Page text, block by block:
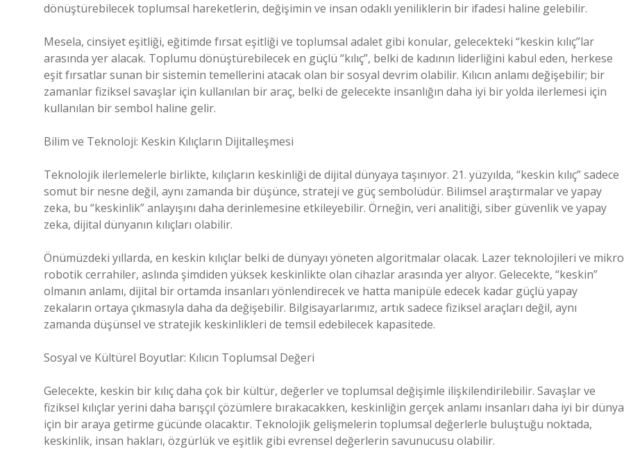
dönüştürebilecek toplumsal hareketlerin, değişimin ve insan odaklı yeniliklerin bir ifadesi haline gelebilir.
Mesela, cinsiyet eşitliği, eğitimde fırsat eşitliği ve toplumsal adalet gibi konular, gelecekteki “keskin kılıç”lar
arasında yer alacak. Toplumu dönüştürebilecek en güçlü “kılıç”, belki de kadının liderliğini kabul eden, herkese
eşit fırsatlar sunan bir sistemin temellerini atacak olan bir sosyal devrim olabilir. Kılıcın anlamı değişebilir; bir
zamanlar fiziksel savaşlar için kullanılan bir araç, belki de gelecekte insanlığın daha iyi bir yolda ilerlemesi için
kullanılan bir sembol haline gelir.
Bilim ve Teknoloji: Keskin Kılıçların Dijitalleşmesi
Teknolojik ilerlemelerle birlikte, kılıçların keskinliği de dijital dünyaya taşınıyor. 21. yüzyılda, “keskin kılıç” sadece
somut bir nesne değil, aynı zamanda bir düşünce, strateji ve güç sembolüdür. Bilimsel araştırmalar ve yapay
zeka, bu “keskinlik” anlayışını daha derinlemesine etkileyebilir. Örneğin, veri analitiği, siber güvenlik ve yapay
zeka, dijital dünyanın kılıçları olabilir.
Önümüzdeki yıllarda, en keskin kılıçlar belki de dünyayı yöneten algoritmalar olacak. Lazer teknolojileri ve mikro
robotik cerrahiler, aslında şimdiden yüksek keskinlikte olan cihazlar arasında yer alıyor. Gelecekte, “keskin”
olmanın anlamı, dijital bir ortamda insanları yönlendirecek ve hatta manipüle edecek kadar güçlü yapay
zekaların ortaya çıkmasıyla daha da değişebilir. Bilgisayarlarımız, artık sadece fiziksel araçları değil, aynı
zamanda düşünsel ve stratejik keskinlikleri de temsil edebilecek kapasitede.
Sosyal ve Kültürel Boyutlar: Kılıcın Toplumsal Değeri
Gelecekte, keskin bir kılıç daha çok bir kültür, değerler ve toplumsal değişimle ilişkilendirilebilir. Savaşlar ve
fiziksel kılıçlar yerini daha barışçıl çözümlere bırakacakken, keskinliğin gerçek anlamı insanları daha iyi bir dünya
için bir araya getirme gücünde olacaktır. Teknolojik gelişmelerin toplumsal değerlerle buluştuğu noktada,
keskinlik, insan hakları, özgürlük ve eşitlik gibi evrensel değerlerin savunucusu olabilir.